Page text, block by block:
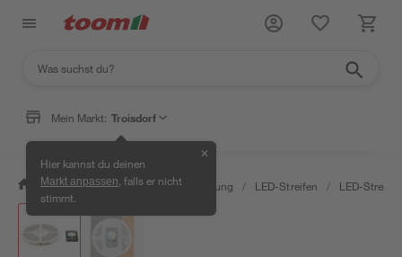
Mein Markt: Troisdorf
Hier kannst du deinen
Markt anpassen , falls er nicht
stimmt.
✕
/ Wohnen & Haushalt / Beleuchtung / LED-Streifen / LED-